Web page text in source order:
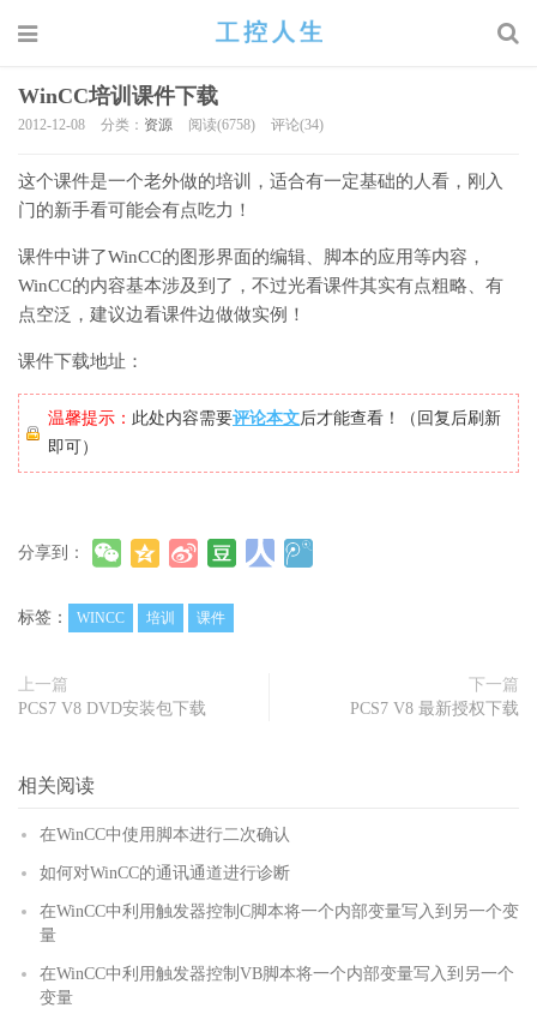
WinCC培训课件下载
2012-12-08 分类： 资源 阅读(6758) 评论(34)
这个课件是一个老外做的培训，适合有一定基础的人看，刚入
门的新手看可能会有点吃力！
课件中讲了WinCC的图形界面的编辑、脚本的应用等内容，
WinCC的内容基本涉及到了，不过光看课件其实有点粗略、有
点空泛，建议边看课件边做做实例！
课件下载地址：
温馨提示： 此处内容需要评论本文后才能查看！（回复后刷新
即可）
分享到：
标签： WINCC 培训 课件
上一篇
PCS7 V8 DVD安装包下载
下一篇
PCS7 V8 最新授权下载
相关阅读
在WinCC中使用脚本进行二次确认
如何对WinCC的通讯通道进行诊断
在WinCC中利用触发器控制C脚本将一个内部变量写入到另一个变
量
在WinCC中利用触发器控制VB脚本将一个内部变量写入到另一个
变量